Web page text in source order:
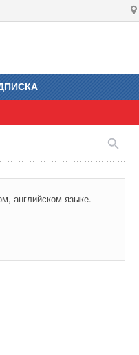
английском языке.